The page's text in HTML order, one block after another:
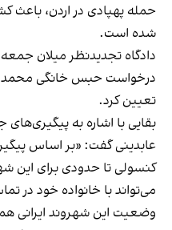
حمله پهپادی در اردن، باعث
شده است.
تعیین کرد.
بقایی با اشاره به
عابدینی گفت: «بر اساس
کنسولی تا حدودی برای این
می‌تواند با خانواده خود در
وضعیت این شهروند ایرانی